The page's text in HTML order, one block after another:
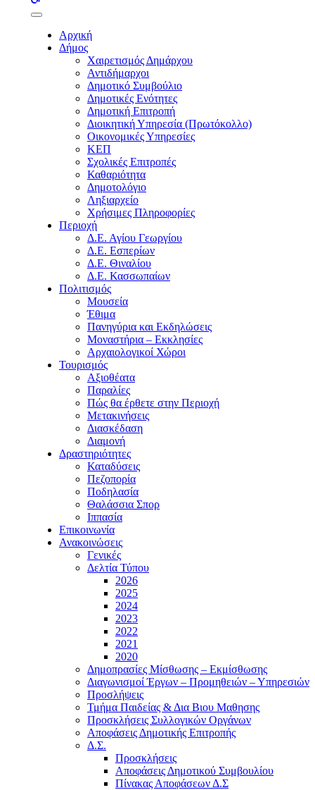
buttons
Αρχική
Δήμος
Χαιρετισμός Δημάρχου
Αντιδήμαρχοι
Δημοτικό Συμβούλιο
Δημοτικές Ενότητες
Δημοτική Επιτροπή
Διοικητική Υπηρεσία (Πρωτόκολλο)
Οικονομικές Υπηρεσίες
ΚΕΠ
Σχολικές Επιτροπές
Καθαριότητα
Δημοτολόγιο
Ληξιαρχείο
Χρήσιμες Πληροφορίες
Περιοχή
Δ.Ε. Αγίου Γεωργίου
Δ.Ε. Εσπερίων
Δ.Ε. Θιναλίου
Δ.Ε. Κασσωπαίων
Πολιτισμός
Μουσεία
Έθιμα
Πανηγύρια και Εκδηλώσεις
Μοναστήρια – Εκκλησίες
Αρχαιολογικοί Χώροι
Τουρισμός
Αξιοθέατα
Παραλίες
Πώς θα έρθετε στην Περιοχή
Μετακινήσεις
Διασκέδαση
Διαμονή
Δραστηριότητες
Καταδύσεις
Πεζοπορία
Ποδηλασία
Θαλάσσια Σπορ
Ιππασία
Επικοινωνία
Ανακοινώσεις
Γενικές
Δελτία Τύπου
2026
2025
2024
2023
2022
2021
2020
Δημοπρασίες Μίσθωσης – Εκμίσθωσης
Διαγωνισμοί Έργων – Προμηθειών – Υπηρεσιών
Προσλήψεις
Τμήμα Παιδείας & Δια Βιου Μαθησης
Προσκλήσεις Συλλογικών Οργάνων
Αποφάσεις Δημοτικής Επιτροπής
Δ.Σ.
Προσκλήσεις
Αποφάσεις Δημοτικού Συμβουλίου
Πίνακας Αποφάσεων Δ.Σ